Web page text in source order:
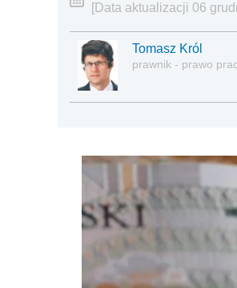
[Data aktualizacji 06
Tomasz Król
prawnik - prawo